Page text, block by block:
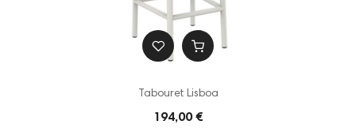
Tabouret Lisboa
194,00 €